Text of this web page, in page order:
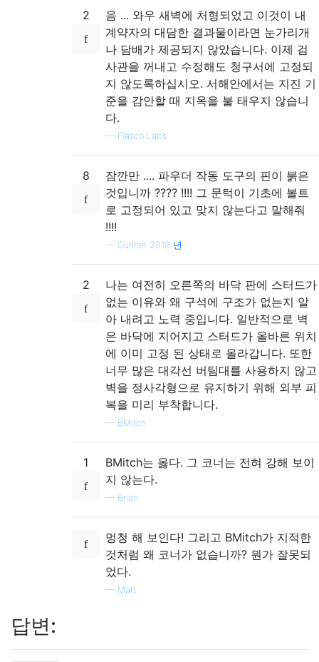
2
음 ... 와우 새벽에 처형되었고 이것이 내
계약자의 대담한 결과물이라면 눈가리개
나 담배가 제공되지 않았습니다. 이제 검
사관을 꺼내고 수정해도 청구서에 고정되
지 않도록하십시오. 서해안에서는 지진 기
준을 감안할 때 지옥을 불 태우지 않습니
다.
— Fiasco Labs
8
잠깐만 .... 파우더 작동 도구의 ​​핀이 붉은
것입니까 ???? !!!! 그 문턱이 기초에 볼트
로 고정되어 있고 맞지 않는다고 말해줘
!!!!
— Gunner 2018 년
2
나는 여전히 오른쪽의 바닥 판에 스터드가
없는 이유와 왜 구석에 구조가 없는지 알
아 내려고 노력 중입니다. 일반적으로 벽
은 바닥에 지어지고 스터드가 올바른 위치
에 이미 고정 된 상태로 올라갑니다. 또한
너무 많은 대각선 버팀대를 사용하지 않고
벽을 정사각형으로 유지하기 위해 외부 피
복을 미리 부착합니다.
— BMitch
1
BMitch는 옳다. 그 코너는 전혀 강해 보이
지 않는다.
— Brian
멍청 해 보인다! 그리고 BMitch가 지적한
것처럼 왜 코너가 없습니까? 뭔가 잘못되
었다.
— Matt
답변: